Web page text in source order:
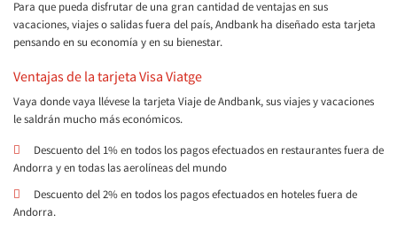
Para que pueda disfrutar de una gran cantidad de ventajas en sus
vacaciones, viajes o salidas fuera del país, Andbank ha diseñado esta tarjeta
pensando en su economía y en su bienestar.
Ventajas de la tarjeta Visa Viatge
Vaya donde vaya llévese la tarjeta Viaje de Andbank, sus viajes y vacaciones
le saldrán mucho más económicos.
Descuento del 1% en todos los pagos efectuados en restaurantes fuera de
Andorra y en todas las aerolíneas del mundo
Descuento del 2% en todos los pagos efectuados en hoteles fuera de
Andorra.